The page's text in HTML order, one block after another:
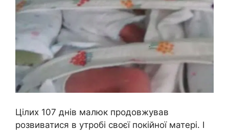
Цілих 107 днів малюк продовжував
розвиватися в утробі своєї покійної матері. І